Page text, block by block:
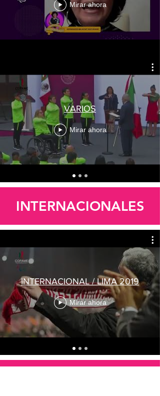
Mirar ahora
VARIOS
Mirar ahora
INTERNACIONALES
INTERNACIONAL / LIMA 2019
Mirar ahora